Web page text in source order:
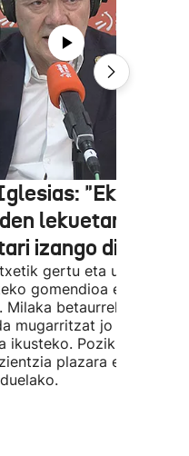
"Eklipsea
lekuetan milioi
izango dira"
gertu eta urrun joan
gomendioa egin du
Milaka betaurreko banatu
mugarritzat jo duen
ikusteko. Pozik agertu da
plazara eramateko